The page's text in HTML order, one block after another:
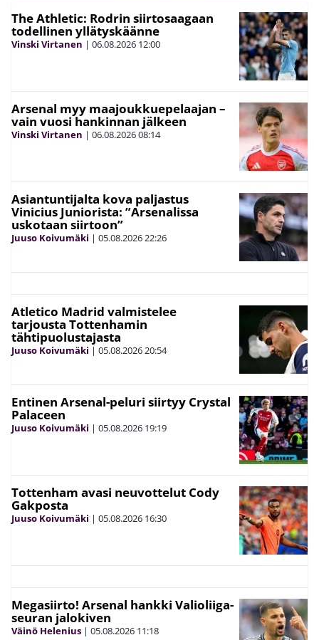
The Athletic: Rodrin siirtosaagaan
todellinen yllätyskäänne
Vinski Virtanen | 06.08.2026 12:00
Arsenal myy maajoukkuepelaajan –
vain vuosi hankinnan jälkeen
Vinski Virtanen | 06.08.202608:14
Asiantuntijalta kova paljastus
Vinicius Juniorista: ”Arsenalissa
uskotaan siirtoon”
Juuso Koivumäki | 05.08.202622:26
Atletico Madrid valmistelee
tarjousta Tottenhamin
tähtipuolustajasta
Juuso Koivumäki | 05.08.202620:54
Entinen Arsenal-peluri siirtyy Crystal
Palaceen
Juuso Koivumäki | 05.08.2026 19:19
Tottenham avasi neuvottelut Cody
Gakposta
Juuso Koivumäki | 05.08.2026 16:30
Megasiirto! Arsenal hankki Valioliiga-
seuran jalokiven
Väinö Helenius | 05.08.2026 11:18